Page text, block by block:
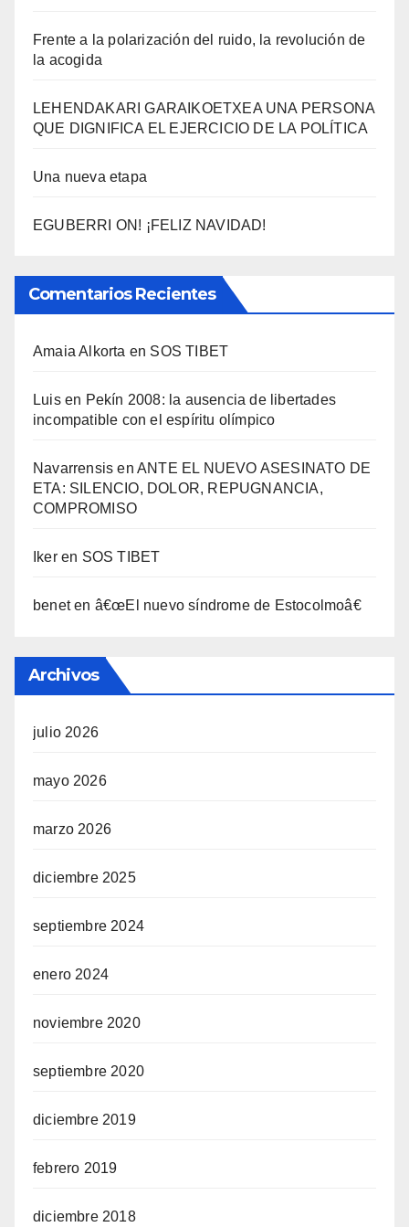
Frente a la polarización del ruido, la revolución de
la acogida
LEHENDAKARI GARAIKOETXEA UNA PERSONA
QUE DIGNIFICA EL EJERCICIO DE LA POLÍTICA
Una nueva etapa
EGUBERRI ON! ¡FELIZ NAVIDAD!
Comentarios Recientes
Amaia Alkorta en SOS TIBET
Luisen Pekí­n 2008: la ausencia de libertades
incompatible con el espí­ritu olí­mpico
Navarrensis enANTE EL NUEVO ASESINATO DE
ETA: SILENCIO, DOLOR, REPUGNANCIA,
COMPROMISO
Ikeren SOS TIBET
beneten â€œEl nuevo sí­ndrome de Estocolmoâ€
Archivos
julio 2026
mayo 2026
marzo 2026
diciembre 2025
septiembre 2024
enero 2024
noviembre 2020
septiembre 2020
diciembre 2019
febrero 2019
diciembre 2018